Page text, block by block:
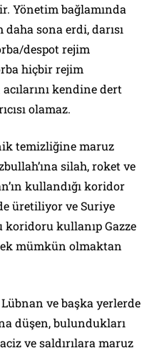
Yönetim bağlamında
sona erdi, darısı
despot rejim
hiçbir rejim
kendine dert
olamaz.
temizliğine maruz
silah, roket ve
kullandığı koridor
üretiliyor ve Suriye
kullanıp Gazze
mümkün olmaktan
ve başka yerlerde
düşen, bulundukları
ve saldırılara maruz